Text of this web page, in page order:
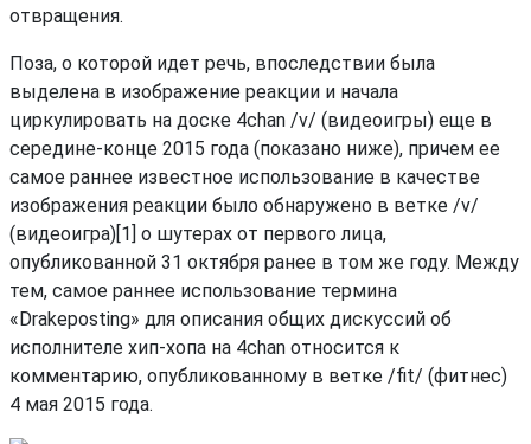
отвращения.
Поза, о которой идет речь, впоследствии была
выделена в изображение реакции и начала
циркулировать на доске 4chan /v/ (видеоигры) еще в
середине-конце 2015 года (показано ниже), причем ее
самое раннее известное использование в качестве
изображения реакции было обнаружено в ветке /v/
(видеоигра)[1] о шутерах от первого лица,
опубликованной 31 октября ранее в том же году. Между
тем, самое раннее использование термина
«Drakeposting» для описания общих дискуссий об
исполнителе хип-хопа на 4chan относится к
комментарию, опубликованному в ветке /fit/ (фитнес)
4 мая 2015 года.